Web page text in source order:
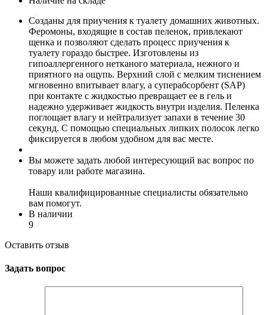
Созданы для приучения к туалету домашних животных.
Феромоны, входящие в состав пеленок, привлекают
щенка и позволяют сделать процесс приучения к
туалету гораздо быстрее. Изготовлены из
гипоаллергенного нетканого материала, нежного и
приятного на ощупь. Верхний слой с мелким тиснением
мгновенно впитывает влагу, а суперабсорбент (SAP)
при контакте с жидкостью превращает ее в гель и
надежно удерживает жидкость внутри изделия. Пеленка
поглощает влагу и нейтрализует запахи в течение 30
секунд. С помощью специальных липких полосок легко
фиксируется в любом удобном для вас месте.
Вы можете задать любой интересующий вас вопрос по
товару или работе магазина.
Наши квалифицированные специалисты обязательно
вам помогут.
В наличии
9
Оставить отзыв
Задать вопрос